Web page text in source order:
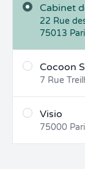
Cabinet
22 Rue
75013
Cocoon
7 Rue
Visio
75000